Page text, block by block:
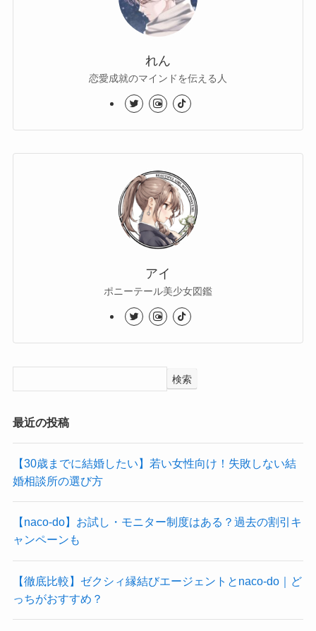
れん
恋愛成就のマインドを伝える人
アイ
ポニーテール美少女図鑑
検索
最近の投稿
【30歳までに結婚したい】若い女性向け！失敗しない結
婚相談所の選び方
【naco-do】お試し・モニター制度はある？過去の割引キ
ャンペーンも
【徹底比較】ゼクシィ縁結びエージェントとnaco-do｜ど
っちがおすすめ？